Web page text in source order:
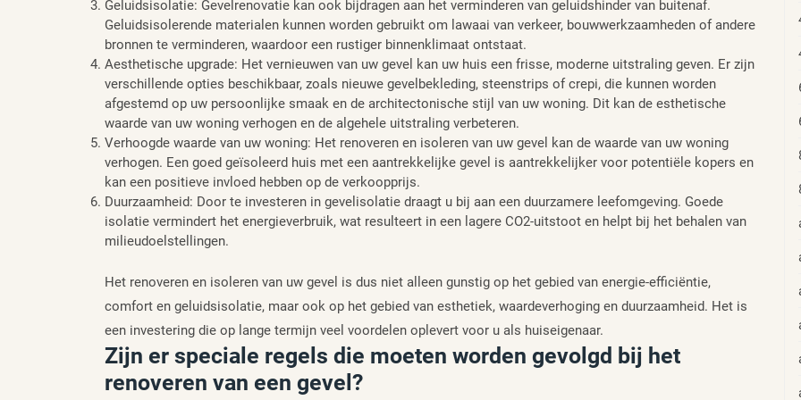
Geluidsisolatie: Gevelrenovatie kan ook bijdragen aan het verminderen van geluidshinder van buitenaf.
Geluidsisolerende materialen kunnen worden gebruikt om lawaai van verkeer, bouwwerkzaamheden of andere
bronnen te verminderen, waardoor een rustiger binnenklimaat ontstaat.
Aesthetische upgrade: Het vernieuwen van uw gevel kan uw huis een frisse, moderne uitstraling geven. Er zijn
verschillende opties beschikbaar, zoals nieuwe gevelbekleding, steenstrips of crepi, die kunnen worden
afgestemd op uw persoonlijke smaak en de architectonische stijl van uw woning. Dit kan de esthetische
waarde van uw woning verhogen en de algehele uitstraling verbeteren.
Verhoogde waarde van uw woning: Het renoveren en isoleren van uw gevel kan de waarde van uw woning
verhogen. Een goed geïsoleerd huis met een aantrekkelijke gevel is aantrekkelijker voor potentiële kopers en
kan een positieve invloed hebben op de verkoopprijs.
Duurzaamheid: Door te investeren in gevelisolatie draagt u bij aan een duurzamere leefomgeving. Goede
isolatie vermindert het energieverbruik, wat resulteert in een lagere CO2-uitstoot en helpt bij het behalen van
milieudoelstellingen.
Het renoveren en isoleren van uw gevel is dus niet alleen gunstig op het gebied van energie-efficiëntie,
comfort en geluidsisolatie, maar ook op het gebied van esthetiek, waardeverhoging en duurzaamheid. Het is
een investering die op lange termijn veel voordelen oplevert voor u als huiseigenaar.
Zijn er speciale regels die moeten worden gevolgd bij het
renoveren van een gevel?